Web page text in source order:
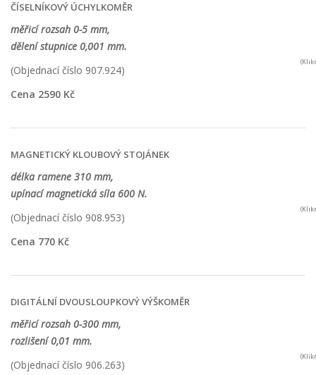
ČÍSELNÍKOVÝ ÚCHYLKOMĚR
měřicí rozsah 0-5 mm,
dělení stupnice 0,001 mm.
(Objednací číslo 907.924)
Cena 2590 Kč
MAGNETICKÝ KLOUBOVÝ STOJÁNEK
délka ramene 310 mm,
upínací magnetická síla 600 N.
(Objednací číslo 908.953)
Cena 770 Kč
DIGITÁLNÍ DVOUSLOUPKOVÝ VÝŠKOMĚR
měřicí rozsah 0-300 mm,
rozlišení 0,01 mm.
(Objednací číslo 906.263)